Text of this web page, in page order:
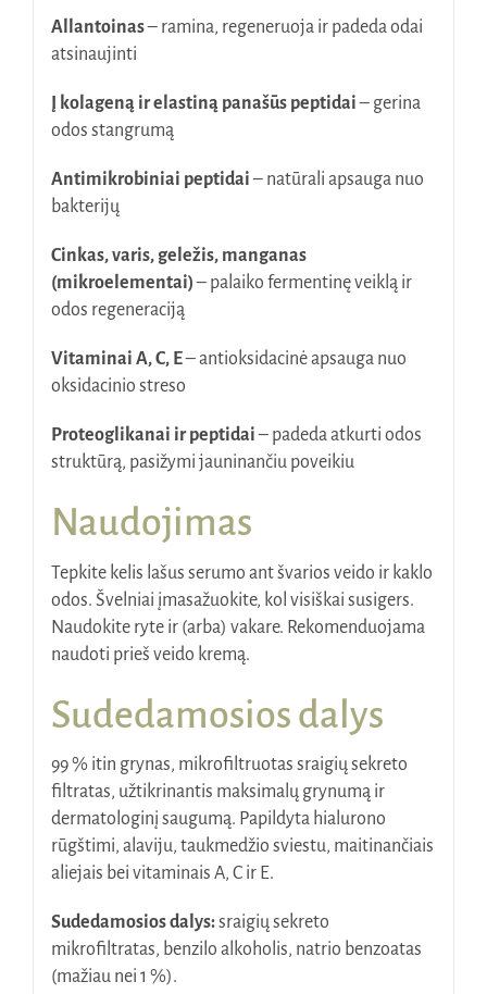
Allantoinas– ramina, regeneruoja ir padeda odai
atsinaujinti
Į kolageną ir elastiną panašūs peptidai– gerina
odos stangrumą
Antimikrobiniai peptidai– natūrali apsauga nuo
bakterijų
Cinkas, varis, geležis, manganas
(mikroelementai)– palaiko fermentinę veiklą ir
odos regeneraciją
Vitaminai A, C, E– antioksidacinė apsauga nuo
oksidacinio streso
Proteoglikanai ir peptidai– padeda atkurti odos
struktūrą, pasižymi jauninančiu poveikiu
Naudojimas
Tepkite kelis lašus serumo ant švarios veido ir kaklo
odos. Švelniai įmasažuokite, kol visiškai susigers.
Naudokite ryte ir (arba) vakare. Rekomenduojama
naudoti prieš veido kremą.
Sudedamosios dalys
99 % itin grynas, mikrofiltruotas sraigių sekreto
filtratas, užtikrinantis maksimalų grynumą ir
dermatologinį saugumą. Papildyta hialurono
rūgštimi, alaviju, taukmedžio sviestu, maitinančiais
aliejais bei vitaminais A, C ir E.
Sudedamosios dalys:sraigių sekreto
mikrofiltratas, benzilo alkoholis, natrio benzoatas
(mažiau nei 1 %).